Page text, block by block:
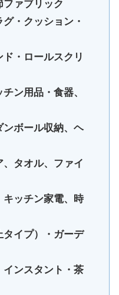
ァブリック
・クッション・
・ロールスクリ
ン用品・食器、
ボール収納、ヘ
タオル、ファイ
ッチン家電、時
イプ）・ガーデ
インスタント・茶